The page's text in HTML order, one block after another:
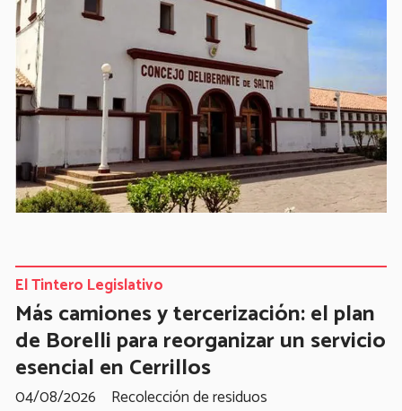
Más camiones y tercerización: el plan
de Borelli para reorganizar un servicio
esencial en Cerrillos
Recolección de residuos
El Tintero Legislativo
04/08/2026